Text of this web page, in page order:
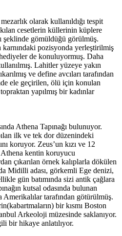
olarak kullanıldığı tespit
cesetlerin küllerinin küplere
şeklinde gömüldüğü görülmüş.
pozisyonda yerleştirilmiş
de konuluyormuş. Daha
Lahitler yüzeye yakın
ve define avcıları tarafından
ele geçirilen, ölü için konulan
yapılmış bir kadınlar
Athena Tapınağı bulunuyor.
ilk ve tek dor düzenindeki
koruyor. Zeus’un kızı ve 12
Athena kentin koruyucu
çıkarılan örnek kalıplarla dökülen
Midilli adası, görkemli Ege denizi,
gün batımında sizi antik çağlara
kutsal odasında bulunan
Amerikalılar tarafından götürülmüş.
bir kısmı Boston
Arkeoloji müzesinde saklanıyor.
bir hikaye anlatılıyor.